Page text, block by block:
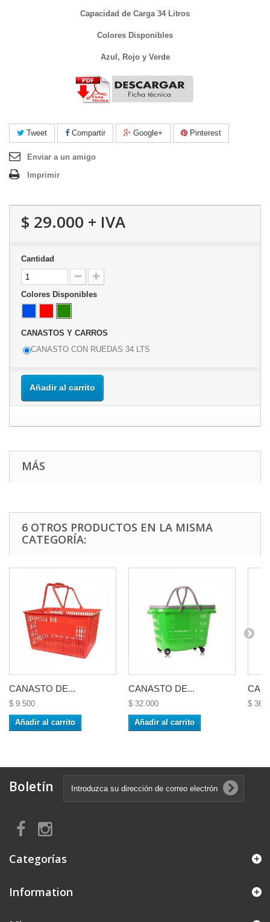
Capacidad de Carga 34 Litros
Colores Disponibles
Azul, Rojo y Verde
Tweet Compartir Google+ Pinterest
Enviar a un amigo
Imprimir
$ 29.000 + IVA
Cantidad
Colores Disponibles
CANASTOS Y CARROS
CANASTO CON RUEDAS 34 LTS
Añadir al carrito
MÁS
6 OTROS PRODUCTOS EN LA MISMA
CATEGORÍA:
CANASTO DE...
$ 9.500
Añadir al carrito
CANASTO DE...
$ 32.000
Añadir al carrito
$
Boletín
Categorías
Information